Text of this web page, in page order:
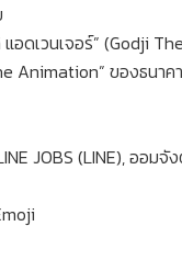
ดเวนเจอร์” (Godji
Animation” ของธนาค
JOBS (LINE), ออม